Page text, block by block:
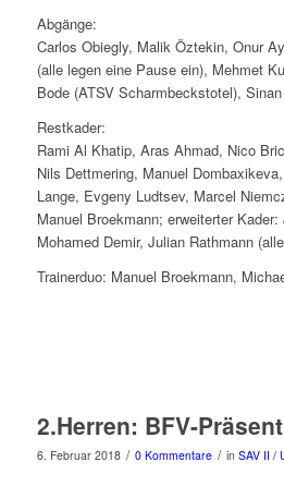
Abgänge:
Carlos Obiegly, Malik Öztekin, Onur
(alle legen eine Pause ein), Mehmet
Bode (ATSV Scharmbeckstotel),
Restkader:
Rami Al Khatip, Aras Ahmad, Nico
Nils Dettmering, Manuel
Lange, Evgeny Ludtsev, Marcel
Manuel Broekmann; erweiterter
Mohamed Demir, Julian Rathmann
Trainerduo: Manuel Broekmann,
2.Herren: BFV-
6. Februar 2018 / 0 Kommentare / in SAV II /